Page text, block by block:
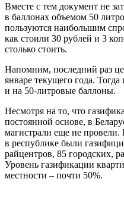
Вместе с тем документ не
в баллонах объемом 50
пользуются наибольшим
как стоили 30 рублей и 3
столько стоить.
Напомним, последний раз
январе текущего года.
и на 50-литровые баллоны.
Несмотря на то, что
постоянной основе, в
магистрали еще не
в республике были
райцентров, 85 городских,
Уровень газификации
местности – почти 50%.